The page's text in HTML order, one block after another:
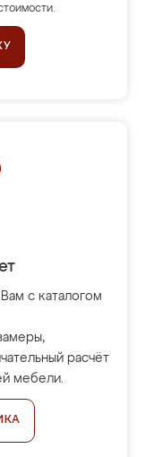
с каталогом
расчёт
мебели.